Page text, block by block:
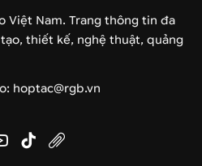
Việt Nam. Trang thông tin đa
thiết kế, nghệ thuật, quảng
hoptac@rgb.vn